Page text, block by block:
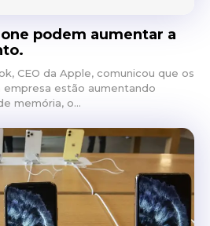
podem aumentar a
CEO da Apple, comunicou que os
estão aumentando
memória, o...